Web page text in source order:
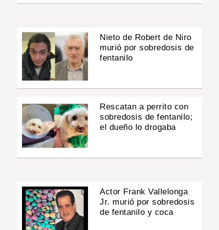
Nieto de Robert de Niro
murió por sobredosis de
fentanilo
Rescatan a perrito con
sobredosis de fentanilo;
el dueño lo drogaba
Actor Frank Vallelonga
Jr. murió por sobredosis
de fentanilo y coca